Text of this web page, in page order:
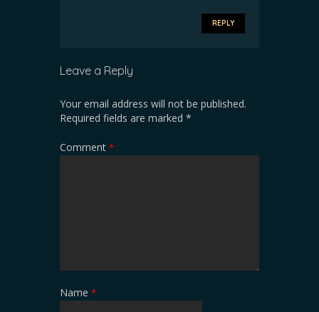
REPLY
Leave a Reply
Your email address will not be published.
Required fields are marked *
Comment *
Name *